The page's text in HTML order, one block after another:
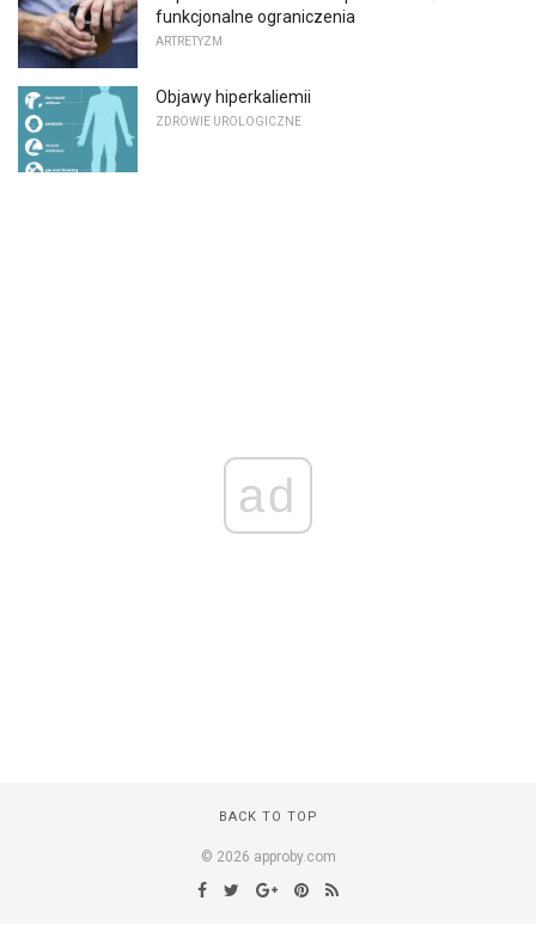
funkcjonalne ograniczenia
ARTRETYZM
Objawy hiperkaliemii
ZDROWIE UROLOGICZNE
ad
BACK TO TOP
© 2026 approby.com